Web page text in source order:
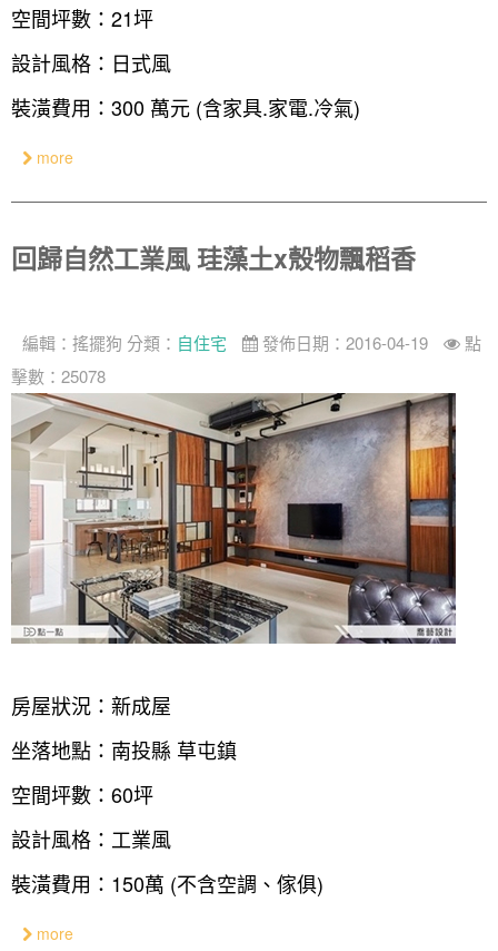
空間坪數：21坪
設計風格：日式風
裝潢費用：300 萬元 (含家具.家電.冷氣)
more
回歸自然工業風 珪藻土x殼物飄稻香
編輯： 搖擺狗 分類： 自住宅 發佈日期：2016-04-19
點
擊數：25078
房屋狀況：新成屋
坐落地點：南投縣 草屯鎮
空間坪數：60坪
設計風格：工業風
裝潢費用：150萬 (不含空調、傢俱)
more
奢華
日式
中式
美式